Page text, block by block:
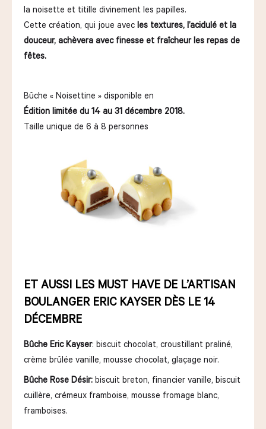
la noisette et titille divinement les papilles.
Cette création, qui joue avec les textures, l’acidulé et la
douceur, achèvera avec finesse et fraîcheur les repas de
fêtes.
Bûche « Noisettine » disponible en
Édition limitée du 14 au 31 décembre 2018.
Taille unique de 6 à 8 personnes
ET AUSSI LES MUST HAVE DE L’ARTISAN
BOULANGER ERIC KAYSER DÈS LE 14
DÉCEMBRE
Bûche Eric Kayser: biscuit chocolat, croustillant praliné,
crème brûlée vanille, mousse chocolat, glaçage noir.
Bûche Rose Désir: biscuit breton, financier vanille, biscuit
cuillère, crémeux framboise, mousse fromage blanc,
framboises.